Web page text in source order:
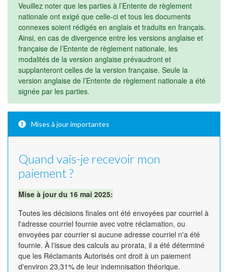
Veuillez noter que les parties à l’Entente de règlement
nationale ont exigé que celle-ci et tous les documents
connexes soient rédigés en anglais et traduits en français.
Ainsi, en cas de divergence entre les versions anglaise et
française de l’Entente de règlement nationale, les
modalités de la version anglaise prévaudront et
supplanteront celles de la version française. Seule la
version anglaise de l’Entente de règlement nationale a été
signée par les parties.
Mises à jour importantes
Quand vais-je recevoir mon
paiement ?
Mise à jour du 16 mai 2025:
Toutes les décisions finales ont été envoyées par courriel à
l'adresse courriel fournie avec votre réclamation, ou
envoyées par courrier si aucune adresse courriel n'a été
fournie. À l'issue des calculs au prorata, il a été déterminé
que les Réclamants Autorisés ont droit à un paiement
d'environ 23,31% de leur indemnisation théorique.